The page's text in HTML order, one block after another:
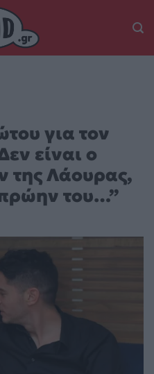
για τον
είναι ο
της Λάουρας,
του…”